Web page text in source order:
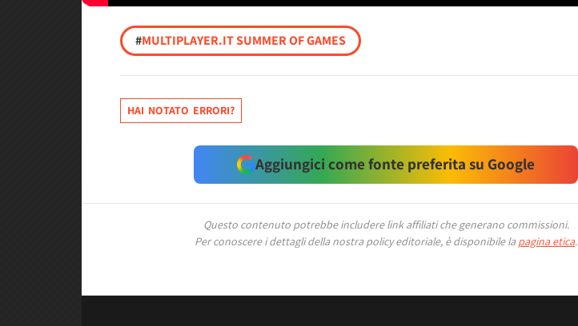
#MULTIPLAYER.IT SUMMER OF GAMES
HAI NOTATO ERRORI?
Aggiungici come fonte preferita su Google
Questo contenuto potrebbe includere link affiliati che generano commissioni.
Per conoscere i dettagli della nostra policy editoriale, è disponibile la pagina etica.